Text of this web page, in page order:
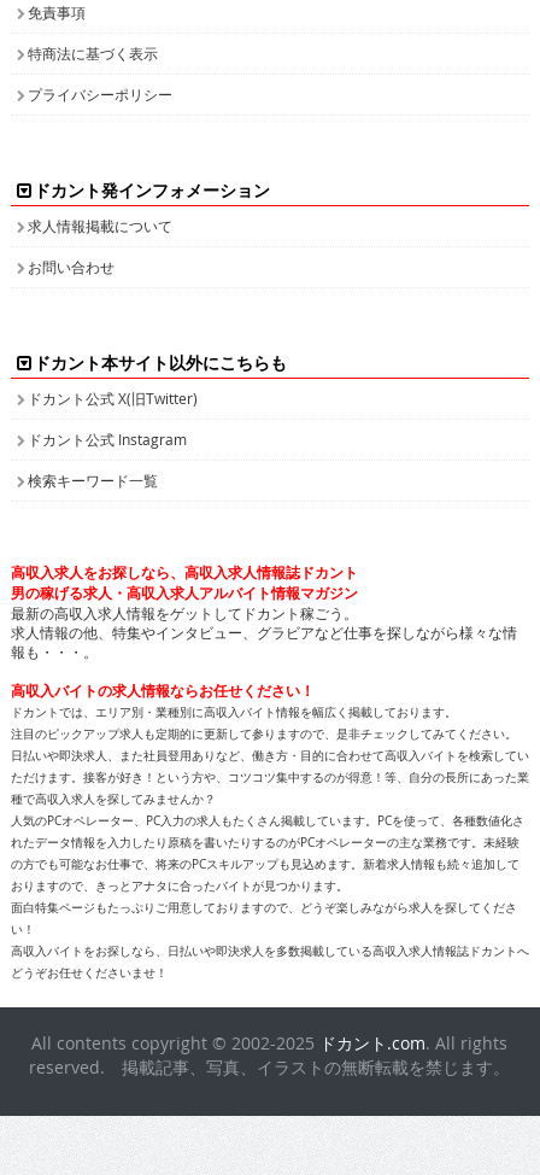
免責事項
特商法に基づく表示
プライバシーポリシー
ドカント発インフォメーション
求人情報掲載について
お問い合わせ
ドカント本サイト以外にこちらも
ドカント公式 X(旧Twitter)
ドカント公式 Instagram
検索キーワード一覧
高収入求人をお探しなら、高収入求人情報誌ドカント
男の稼げる求人・高収入求人アルバイト情報マガジン
最新の高収入求人情報をゲットしてドカント稼ごう。
求人情報の他、特集やインタビュー、グラビアなど仕事を探しながら様々な情
報も・・・。
高収入バイトの求人情報ならお任せください！
ドカントでは、エリア別・業種別に高収入バイト情報を幅広く掲載しております。
注目のピックアップ求人も定期的に更新して参りますので、是非チェックしてみてください。
日払いや即決求人、また社員登用ありなど、働き方・目的に合わせて高収入バイトを検索してい
ただけます。接客が好き！という方や、コツコツ集中するのが得意！等、自分の長所にあった業
種で高収入求人を探してみませんか？
人気のPCオペレーター、PC入力の求人もたくさん掲載しています。PCを使って、各種数値化さ
れたデータ情報を入力したり原稿を書いたりするのがPCオペレーターの主な業務です。未経験
の方でも可能なお仕事で、将来のPCスキルアップも見込めます。新着求人情報も続々追加して
おりますので、きっとアナタに合ったバイトが見つかります。
面白特集ページもたっぷりご用意しておりますので、どうぞ楽しみながら求人を探してくださ
い！
高収入バイトをお探しなら、日払いや即決求人を多数掲載している高収入求人情報誌ドカントへ
どうぞお任せくださいませ！
All contents copyright © 2002-2025 ドカント.com. All rights
reserved. 掲載記事、写真、イラストの無断転載を禁じます。